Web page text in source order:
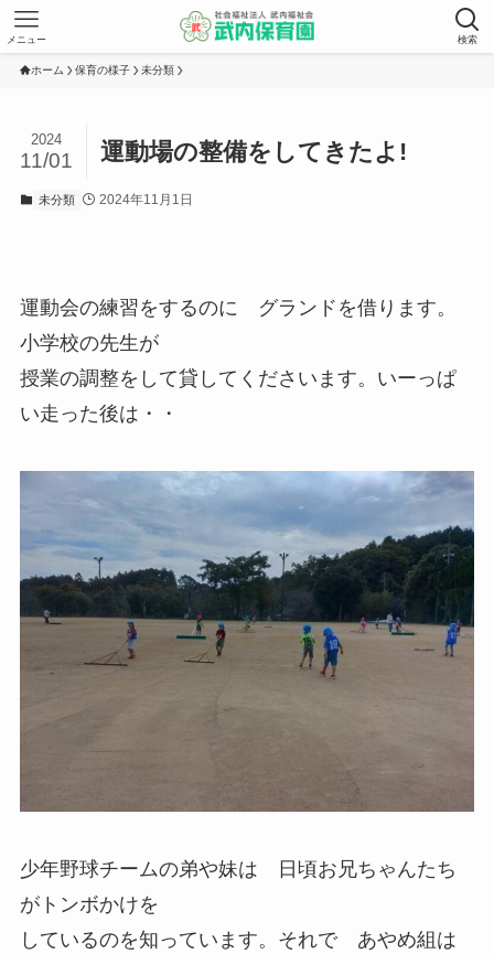
検索
メニュー
ホーム 保育の様子 未分類
運動場の整備をしてきたよ!
2024
11/01
未分類 2024年11月1日
運動会の練習をするのに グランドを借ります。
小学校の先生が
授業の調整をして貸してくださいます。いーっぱ
い走った後は・・
少年野球チームの弟や妹は 日頃お兄ちゃんたち
がトンボかけを
しているのを知っています。それで あやめ組は